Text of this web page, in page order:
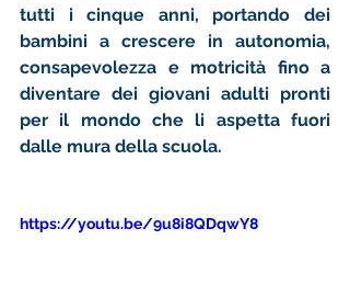
tutti i cinque anni, portando dei
bambini a crescere in autonomia,
consapevolezza e motricità fino a
diventare dei giovani adulti pronti
per il mondo che li aspetta fuori
dalle mura della scuola.
https://youtu.be/9u8i8QDqwY8